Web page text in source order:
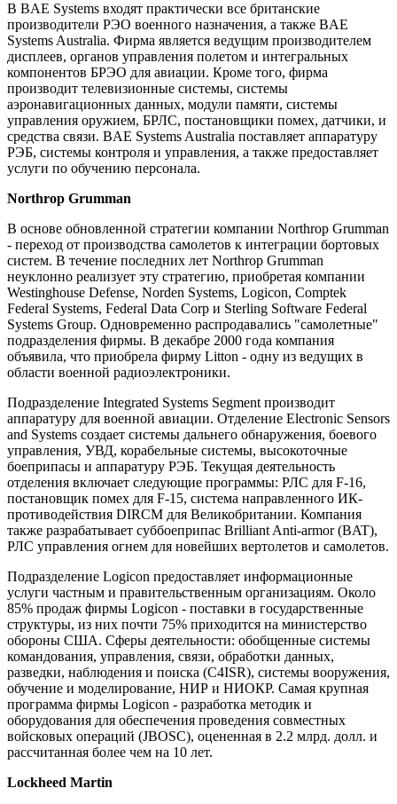
В BAE Systems входят практически все британские
производители РЭО военного назначения, а также BAE
Systems Australia. Фирма является ведущим производителем
дисплеев, органов управления полетом и интегральных
компонентов БРЭО для авиации. Кроме того, фирма
производит телевизионные системы, системы
аэронавигационных данных, модули памяти, системы
управления оружием, БРЛС, постановщики помех, датчики, и
средства связи. BAE Systems Australia поставляет аппаратуру
РЭБ, системы контроля и управления, а также предоставляет
услуги по обучению персонала.
Northrop Grumman
В основе обновленной стратегии компании Northrop Grumman
- переход от производства самолетов к интеграции бортовых
систем. В течение последних лет Northrop Grumman
неуклонно реализует эту стратегию, приобретая компании
Westinghouse Defense, Norden Systems, Logicon, Comptek
Federal Systems, Federal Data Corp и Sterling Software Federal
Systems Group. Одновременно распродавались "самолетные"
подразделения фирмы. В декабре 2000 года компания
объявила, что приобрела фирму Litton - одну из ведущих в
области военной радиоэлектроники.
Подразделение Integrated Systems Segment производит
аппаратуру для военной авиации. Отделение Electronic Sensors
and Systems создает системы дальнего обнаружения, боевого
управления, УВД, корабельные системы, высокоточные
боеприпасы и аппаратуру РЭБ. Текущая деятельность
отделения включает следующие программы: РЛС для F-16,
постановщик помех для F-15, система направленного ИК-
противодействия DIRCM для Великобритании. Компания
также разрабатывает суббоеприпас Brilliant Anti-armor (BAT),
РЛС управления огнем для новейших вертолетов и самолетов.
Подразделение Logicon предоставляет информационные
услуги частным и правительственным организациям. Около
85% продаж фирмы Logicon - поставки в государственные
структуры, из них почти 75% приходится на министерство
обороны США. Сферы деятельности: обобщенные системы
командования, управления, связи, обработки данных,
разведки, наблюдения и поиска (C4ISR), системы вооружения,
обучение и моделирование, НИР и НИОКР. Самая крупная
программа фирмы Logicon - разработка методик и
оборудования для обеспечения проведения совместных
войсковых операций (JBOSC), оцененная в 2.2 млрд. долл. и
рассчитанная более чем на 10 лет.
Lockheed Martin